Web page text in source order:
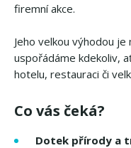
firemní akce.
Jeho velkou výhodou
uspořádáme kdekoliv,
hotelu, restauraci či
Co vás čeká?
Dotek přírody a